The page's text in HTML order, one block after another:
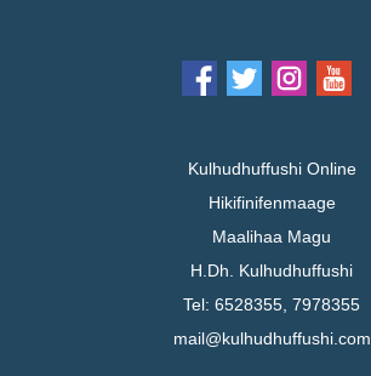
Kulhudhuffushi Online
Hikifinifenmaage
Maalihaa Magu
H.Dh. Kulhudhuffushi
Tel: 6528355, 7978355
mail@kulhudhuffushi.com